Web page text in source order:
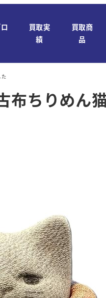
買取実
績
買取商
品
布ちりめん